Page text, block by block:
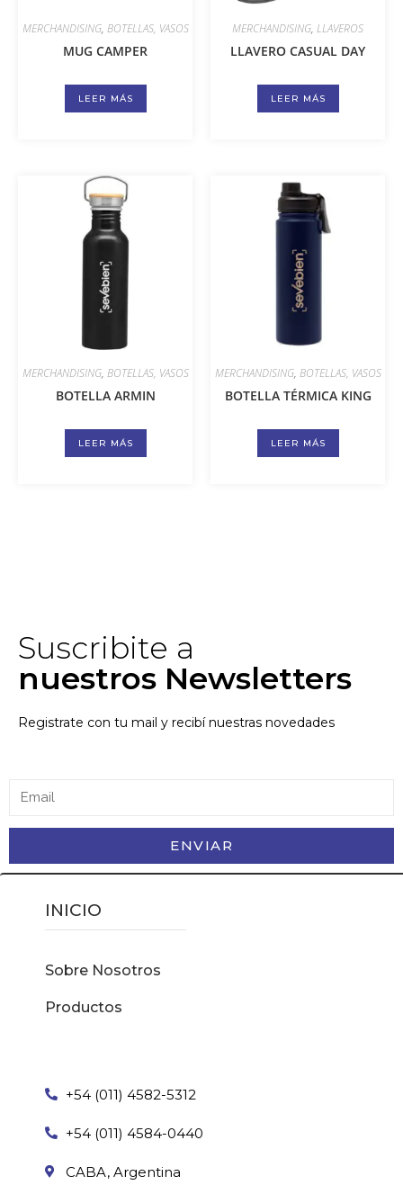
MERCHANDISING, BOTELLAS, VASOS
MUG CAMPER
LEER MÁS
MERCHANDISING, LLAVEROS
LLAVERO CASUAL DAY
LEER MÁS
MERCHANDISING, BOTELLAS, VASOS
BOTELLA ARMIN
LEER MÁS
MERCHANDISING, BOTELLAS, VASOS
BOTELLA TÉRMICA KING
LEER MÁS
Suscribite a
nuestros Newsletters
Registrate con tu mail y recibí nuestras novedades
ENVIAR
INICIO
Sobre Nosotros
Productos
+54 (011) 4582-5312
+54 (011) 4584-0440
CABA, Argentina